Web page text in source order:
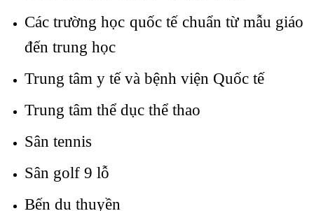
Các trường học quốc tế chuẩn từ mẫu giáo
đến trung học
Trung tâm y tế và bệnh viện Quốc tế
Trung tâm thể dục thể thao
Sân tennis
Sân golf 9 lỗ
Bến du thuyền